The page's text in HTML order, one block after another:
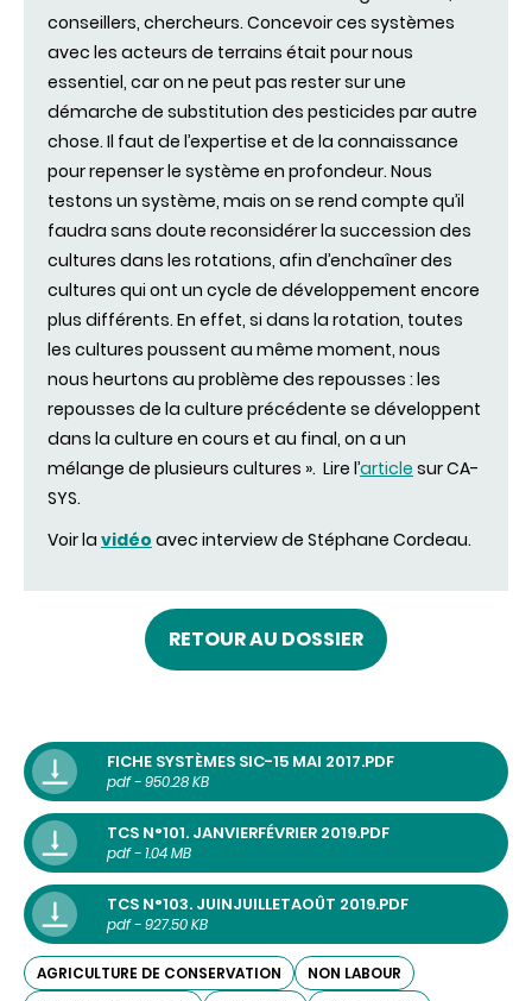
conseillers, chercheurs. Concevoir ces systèmes
avec les acteurs de terrains était pour nous
essentiel, car on ne peut pas rester sur une
démarche de substitution des pesticides par autre
chose. Il faut de l’expertise et de la connaissance
pour repenser le système en profondeur. Nous
testons un système, mais on se rend compte qu’il
faudra sans doute reconsidérer la succession des
cultures dans les rotations, afin d’enchaîner des
cultures qui ont un cycle de développement encore
plus différents. En effet, si dans la rotation, toutes
les cultures poussent au même moment, nous
nous heurtons au problème des repousses : les
repousses de la culture précédente se développent
dans la culture en cours et au final, on a un
mélange de plusieurs cultures ». Lire l’article sur CA-
SYS.
Voir la vidéo avec interview de Stéphane Cordeau.
RETOUR AU DOSSIER
FICHE SYSTÈMES SIC-15 MAI 2017.PDF
pdf - 950.28 KB
TCS N°101. JANVIERFÉVRIER 2019.PDF
pdf - 1.04 MB
TCS N°103. JUINJUILLETAOÛT 2019.PDF
pdf - 927.50 KB
AGRICULTURE DE CONSERVATION
NON LABOUR